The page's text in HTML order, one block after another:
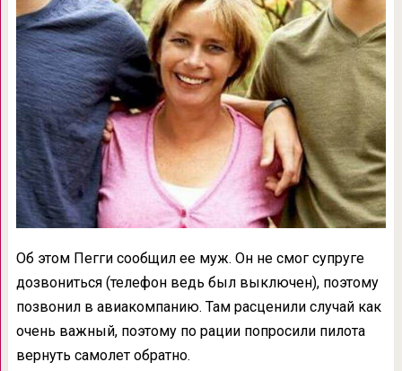
Об этом Пегги сообщил ее муж. Он не смог супруге
дозвониться (телефон ведь был выключен), поэтому
позвонил в авиакомпанию. Там расценили случай как
очень важный, поэтому по рации попросили пилота
вернуть самолет обратно.